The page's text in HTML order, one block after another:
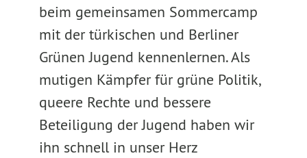
beim gemeinsamen Sommercamp
mit der türkischen und Berliner
Grünen Jugend kennenlernen. Als
mutigen Kämpfer für grüne Politik,
queere Rechte und bessere
Beteiligung der Jugend haben wir
ihn schnell in unser Herz